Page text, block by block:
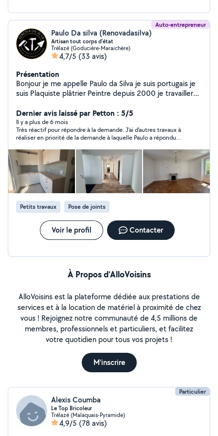
Auto-entrepreneur
Paulo Da silva (Renovadasilva)
Artisan tout corps d'état
Trélazé (Goducière-Maraichère)
4,7/5 (33 avis)
Présentation
Bonjour je me appelle Paulo da Silva je suis portugais je
suis Plaquiste plâtrier Peintre depuis 2000 je travailler
dans le tapisserie,je suis auto entrepreneur je suis là
pour vous aider dans votre projet ,je suis très
perfectionniste et très exigeant avec moi-même
N'hésite pas à me contacter merci
Dernier avis laissé par Petton : 5/5
Il y a plus de 6 mois
Très réactif pour répondre à la demande. J'ai d'autres travaux à
réaliser en priorité de la demande à laquelle Paulo a répondu
Petits travaux Pose de joints
Voir le profil Contacter
À Propos d’AlloVoisins
AlloVoisins est la plateforme dédiée aux prestations de
services et à la location de matériel à proximité de chez
vous ! Rejoignez notre communauté de 4,5 millions de
membres, professionnels et particuliers, et facilitez
votre quotidien pour tous vos projets !
M'inscrire
Particulier
Alexis Coumba
Le Top Bricoleur
Trélazé (Malaquais-Pyramide)
4,9/5 (78 avis)